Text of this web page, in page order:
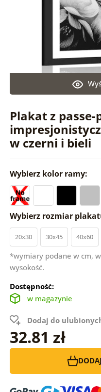
Plakat z
w czerni i bieli
Wybierz kolor ramy:
Wybierz rozmiar
20x30 30x45 40x60
*wymiary podane w cm,
wysokość.
Dostępność:
w magazynie
Dodaj do
32.81 zł